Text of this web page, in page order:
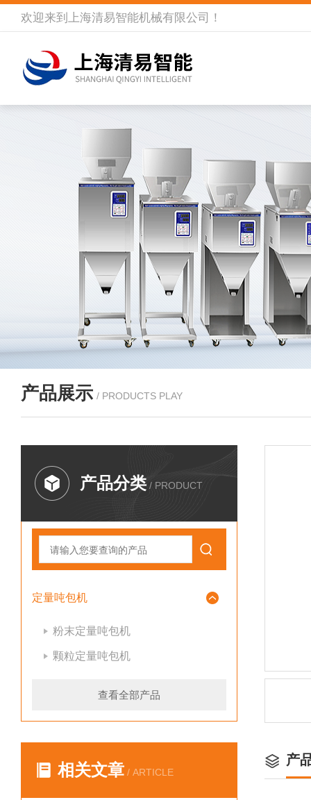
欢迎来到 上海清易智能机械有限公司 ！
产品展示 / PRODUCTS PLAY
产品分类 / PRODUCT
定量吨包机
粉末定量吨包机
颗粒定量吨包机
查看全部产品
相关文章 / ARTICLE
产